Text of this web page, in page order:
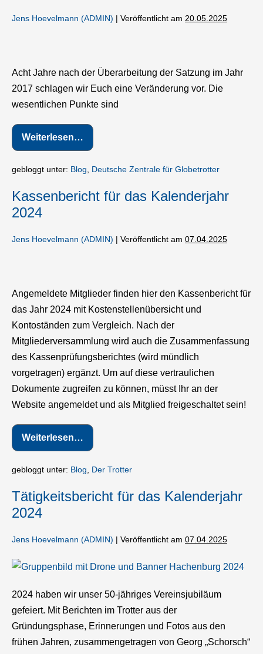
Jens Hoevelmann (ADMIN) | Veröffentlicht am 20.05.2025
Vorstandes
zur
Satzungsänderung
Acht Jahre nach der Überarbeitung der Satzung im Jahr
2017 schlagen wir Euch eine Veränderung vor. Die
wesentlichen Punkte sind
Weiterlesen…
Antrag
des
zur
gebloggt unter: Blog Deutsche Zentrale für Globetrotter
Kassenbericht für das Kalenderjahr
2024
Jens Hoevelmann (ADMIN) | Veröffentlicht am 07.04.2025
das
Kalenderjahr
2024
Angemeldete Mitglieder finden hier den Kassenbericht für
das Jahr 2024 mit Kostenstellenübersicht und
Kontoständen zum Vergleich. Nach der
Mitgliederversammlung wird auch die Zusammenfassung
des Kassenprüfungsberichtes (wird mündlich
vorgetragen) ergänzt. Um auf diese vertraulichen
Dokumente zugreifen zu können, müsst Ihr an der
Website angemeldet und als Mitglied freigeschaltet sein!
Weiterlesen…Kassenbericht
für
Kalenderjahr
gebloggt unter: Blog Der Trotter
Tätigkeitsbericht für das Kalenderjahr
2024
Jens Hoevelmann (ADMIN) | Veröffentlicht am 07.04.2025
Tätigkeitsbericht
das
Kalenderjahr
2024
2024 haben wir unser 50-jähriges Vereinsjubiläum
gefeiert. Mit Berichten im Trotter aus der
Gründungsphase, Erinnerungen und Fotos aus den
frühen Jahren, zusammengetragen von Georg „Schorsch“